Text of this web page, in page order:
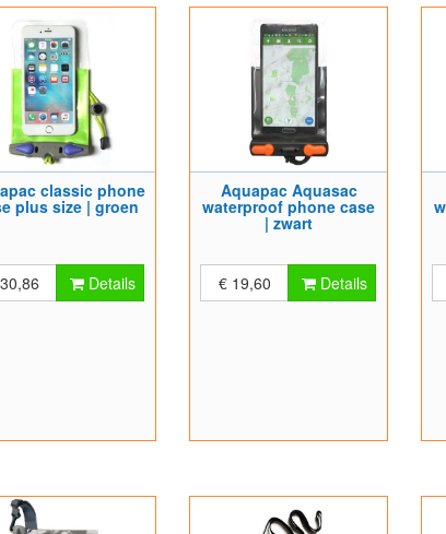
classic phone
plus size | groen
Details
Aquapac Aquasac
waterproof phone case
| zwart
€ 19,60 Details